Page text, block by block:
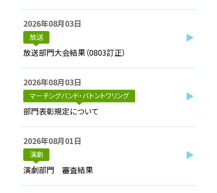
2026年08月03日
放送
放送部門大会結果（0803訂正）
2026年08月03日
マーチングバンド・バトントワリング
部門表彰規定について
2026年08月01日
演劇
演劇部門 審査結果